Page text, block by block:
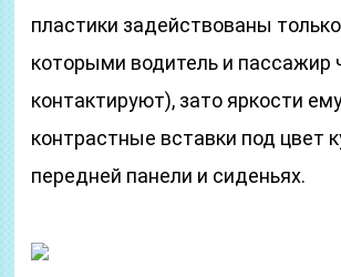
пластики задействованы
которыми водитель и пассажир
контактируют), зато яркости
контрастные вставки под цвет
передней панели и сиденьях.